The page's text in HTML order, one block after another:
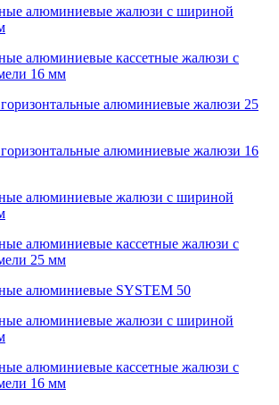
алюминиевые жалюзи с шириной
алюминиевые кассетные жалюзи с
16 мм
алюминиевые жалюзи 25
алюминиевые жалюзи 16
алюминиевые жалюзи с шириной
алюминиевые кассетные жалюзи с
25 мм
алюминиевые SYSTEM 50
алюминиевые жалюзи с шириной
алюминиевые кассетные жалюзи с
16 мм